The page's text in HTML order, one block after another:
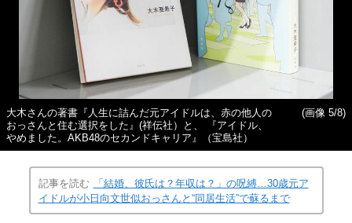
大木さんの著書『人生に詰んだ元アイドルは、赤の他人の
おっさんと住む選択をした』(祥伝社）と、 『アイドル、
やめました。AKB48のセカンドキャリア』（宝島社）
(画像 5/8)
記事を読む
「結婚、彼氏は？年収は？」の呪縛…30歳元ア
イドルが小日向文世似おっさんと“同居生活”で蘇るまで